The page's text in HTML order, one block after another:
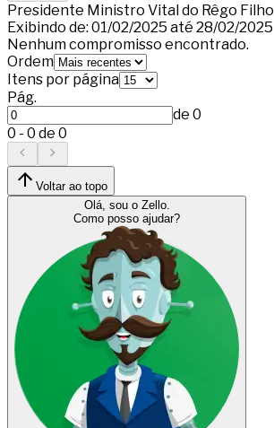
Presidente Ministro Vital do Rêgo Filho
Exibindo de: 01/02/2025 até 28/02/2025
Nenhum compromisso encontrado.
Ordem
Itens por página
Pág.
de 0
0 - 0 de 0
Voltar ao topo
Olá, sou o Zello.
Como posso ajudar?